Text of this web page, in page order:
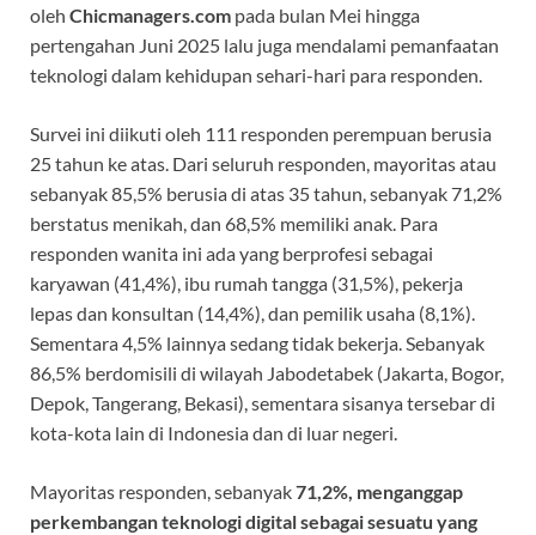
oleh Chicmanagers.com pada bulan Mei hingga
pertengahan Juni 2025 lalu juga mendalami pemanfaatan
teknologi dalam kehidupan sehari-hari para responden.
Survei ini diikuti oleh 111 responden perempuan berusia
25 tahun ke atas. Dari seluruh responden, mayoritas atau
sebanyak 85,5% berusia di atas 35 tahun, sebanyak 71,2%
berstatus menikah, dan 68,5% memiliki anak. Para
responden wanita ini ada yang berprofesi sebagai
karyawan (41,4%), ibu rumah tangga (31,5%), pekerja
lepas dan konsultan (14,4%), dan pemilik usaha (8,1%).
Sementara 4,5% lainnya sedang tidak bekerja. Sebanyak
86,5% berdomisili di wilayah Jabodetabek (Jakarta, Bogor,
Depok, Tangerang, Bekasi), sementara sisanya tersebar di
kota-kota lain di Indonesia dan di luar negeri.
Mayoritas responden, sebanyak71,2%, menganggap
perkembangan teknologi digital sebagai sesuatu yang